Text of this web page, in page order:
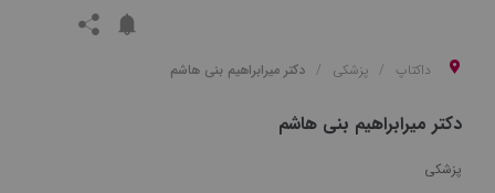
داکتاپ پزشکی دکتر میرابراهیم بنی هاشم
دکتر میرابراهیم بنی هاشم
پزشکی